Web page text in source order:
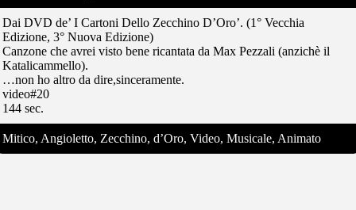
Dai DVD de’ I Cartoni Dello Zecchino D’Oro’. (1° Vecchia
Edizione, 3° Nuova Edizione)
Canzone che avrei visto bene ricantata da Max Pezzali (anzichè il
Katalicammello).
…non ho altro da dire,sinceramente.
video#20
144 sec.
Mitico, Angioletto, Zecchino, d’Oro, Video, Musicale, Animato